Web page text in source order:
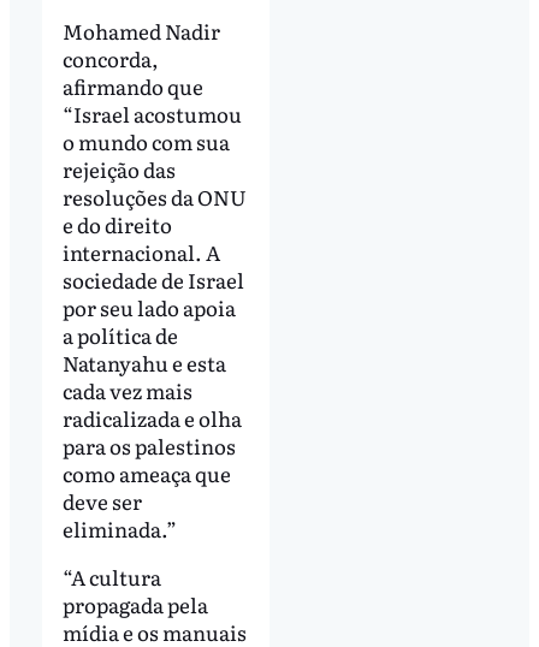
Mohamed Nadir
concorda,
afirmando que
“Israel acostumou
o mundo com sua
rejeição das
resoluções da ONU
e do direito
internacional. A
sociedade de Israel
por seu lado apoia
a política de
Natanyahu e esta
cada vez mais
radicalizada e olha
para os palestinos
como ameaça que
deve ser
eliminada.”
“A cultura
propagada pela
mídia e os manuais